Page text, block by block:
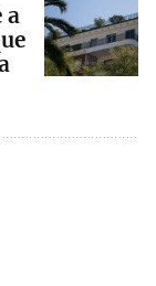
a